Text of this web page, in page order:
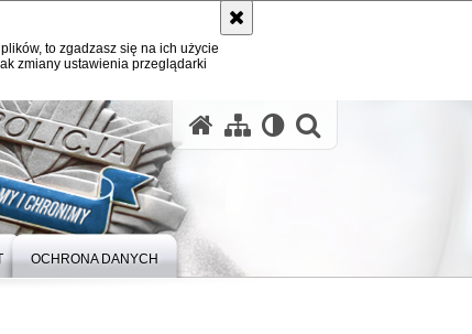
to zgadzasz się na ich użycie
zmiany ustawienia przeglądarki
OCHRONA DANYCH